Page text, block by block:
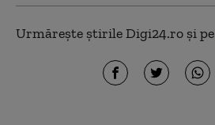
Urmărește știrile Digi24.ro și pe